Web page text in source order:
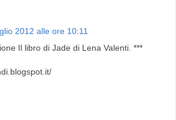
2012 alle ore 10:11
Il libro di Jade di Lena Valenti. ***